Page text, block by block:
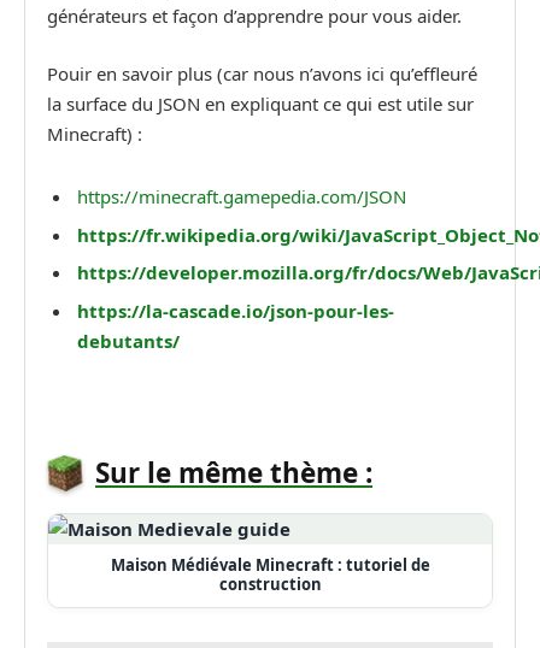
générateurs et façon d’apprendre pour vous aider.
Pouir en savoir plus (car nous n’avons ici qu’effleuré
la surface du JSON en expliquant ce qui est utile sur
Minecraft) :
https://minecraft.gamepedia.com/JSON
https://fr.wikipedia.org/wiki/
https://developer.mozilla.org/fr/docs/Web/
https://la-cascade.io/json-pour-les-
debutants/
Sur le même thème :
Maison Médiévale Minecraft : tutoriel de
construction